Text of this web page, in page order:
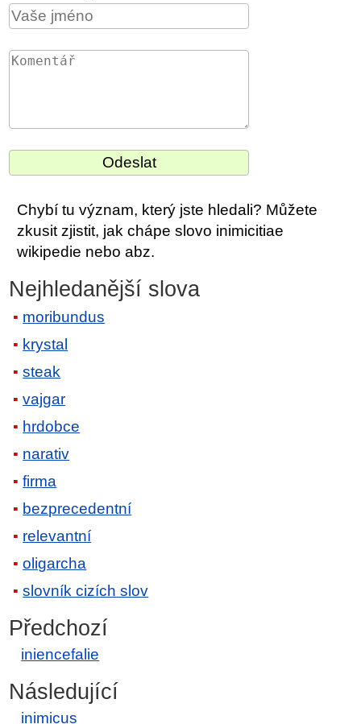
Chybí tu význam, který jste hledali? Můžete
zkusit zjistit, jak chápe slovo inimicitiae
wikipedie nebo abz.
Nejhledanější slova
moribundus
krystal
steak
vajgar
hrdobce
narativ
firma
bezprecedentní
relevantní
oligarcha
slovník cizích slov
Předchozí
iniencefalie
Následující
inimicus